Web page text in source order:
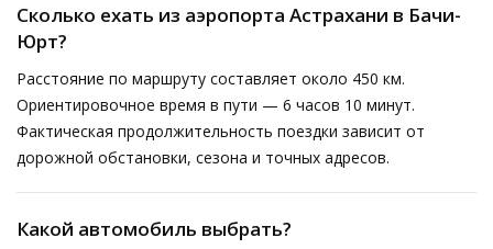
Сколько ехать из аэропорта Астрахани в Бачи-
Юрт?
Расстояние по маршруту составляет около 450 км.
Ориентировочное время в пути — 6 часов 10 минут.
Фактическая продолжительность поездки зависит от
дорожной обстановки, сезона и точных адресов.
Какой автомобиль выбрать?